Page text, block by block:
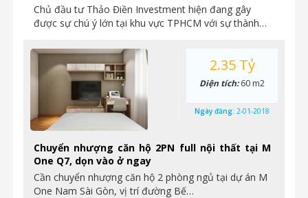
Chủ đầu tư Thảo Điền Investment hiện đang gây
được sự chú ý lớn tại khu vực TPHCM với sự thành…
Chuyển nhượng căn hộ 2PN full nội thất tại M
One Q7, dọn vào ở ngay
Cần chuyển nhượng căn hộ 2 phòng ngủ tại dự án M
One Nam Sài Gòn, vị trí đường Bế…
2.35 Tỷ
Diện tích:60 m2
Ngày đăng: 2-01-2018